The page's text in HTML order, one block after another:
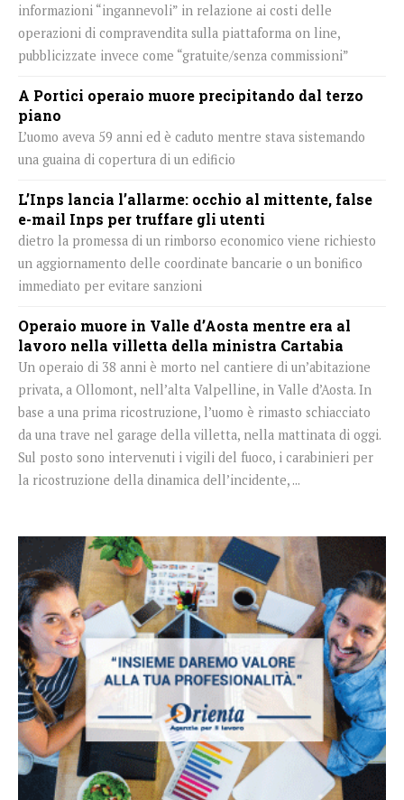
informazioni “ingannevoli” in relazione ai costi delle
operazioni di compravendita sulla piattaforma on line,
pubblicizzate invece come “gratuite/senza commissioni”
A Portici operaio muore precipitando dal terzo
piano
L’uomo aveva 59 anni ed è caduto mentre stava sistemando
una guaina di copertura di un edificio
L’Inps lancia l’allarme: occhio al mittente, false
e-mail Inps per truffare gli utenti
dietro la promessa di un rimborso economico viene richiesto
un aggiornamento delle coordinate bancarie o un bonifico
immediato per evitare sanzioni
Operaio muore in Valle d’Aosta mentre era al
lavoro nella villetta della ministra Cartabia
Un operaio di 38 anni è morto nel cantiere di un’abitazione
privata, a Ollomont, nell’alta Valpelline, in Valle d’Aosta. In
base a una prima ricostruzione, l’uomo è rimasto schiacciato
da una trave nel garage della villetta, nella mattinata di oggi.
Sul posto sono intervenuti i vigili del fuoco, i carabinieri per
la ricostruzione della dinamica dell’incidente, ...